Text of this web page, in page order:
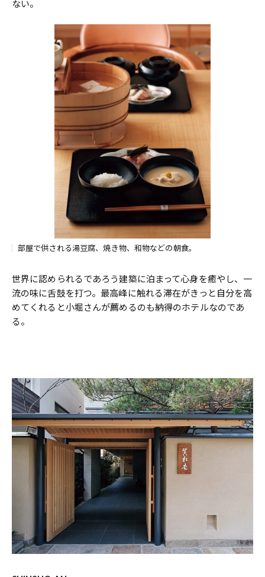
ない。
部屋で供される湯豆腐、焼き物、和物などの朝食。
世界に認められるであろう建築に泊まって心身を癒やし、一
流の味に舌鼓を打つ。最高峰に触れる滞在がきっと自分を高
めてくれると小堀さんが薦めるのも納得のホテルなのであ
る。